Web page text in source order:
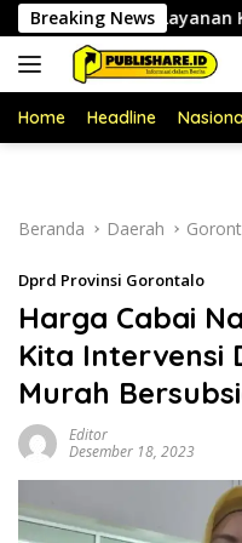
Langsung
ke
konten
Breaking News
Layanan Kesehatan
Home Headline
Beranda Daerah
Dprd Provinsi Gorontalo
Harga Cabai
Kita Intervensi
Murah
Editor
Desember 18, 2023